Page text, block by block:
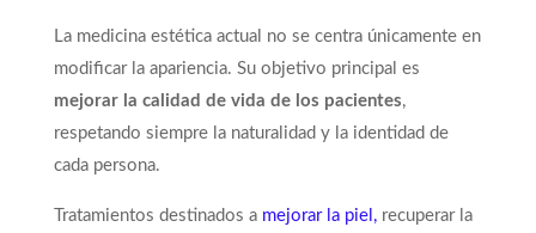
La medicina estética actual no se centra únicamente en
modificar la apariencia. Su objetivo principal es
mejorar la calidad de vida de los pacientes,
respetando siempre la naturalidad y la identidad de
cada persona.
Tratamientos destinados a mejorar la piel,recuperar la